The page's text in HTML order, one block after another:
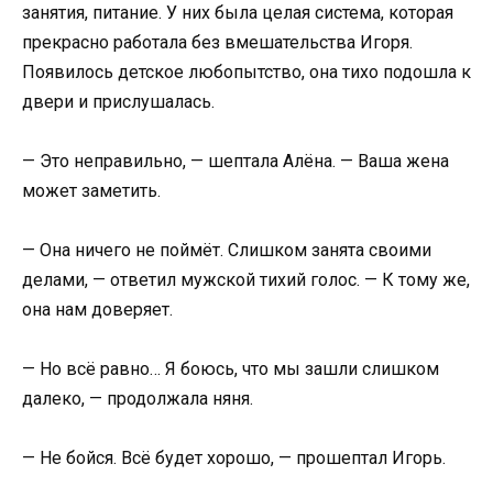
занятия, питание. У них была целая система, которая
прекрасно работала без вмешательства Игоря.
Появилось детское любопытство, она тихо подошла к
двери и прислушалась.
— Это неправильно, — шептала Алёна. — Ваша жена
может заметить.
— Она ничего не поймёт. Слишком занята своими
делами, — ответил мужской тихий голос. — К тому же,
она нам доверяет.
— Но всё равно… Я боюсь, что мы зашли слишком
далеко, — продолжала няня.
— Не бойся. Всё будет хорошо, — прошептал Игорь.